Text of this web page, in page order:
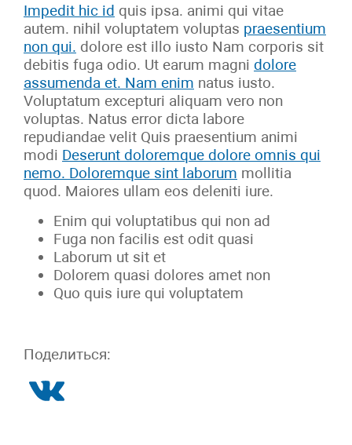
Impedit hic id quis ipsa. animi qui vitae
autem. nihil voluptatem voluptas praesentium
non qui. dolore est illo iusto Nam corporis sit
debitis fuga odio. Ut earum magni dolore
assumenda et. Nam enim natus iusto.
Voluptatum excepturi aliquam vero non
voluptas. Natus error dicta labore
repudiandae velit Quis praesentium animi
modi Deserunt doloremque dolore omnis qui
nemo. Doloremque sint laborum mollitia
quod. Maiores ullam eos deleniti iure.
Enim qui voluptatibus qui non ad
Fuga non facilis est odit quasi
Laborum ut sit et
Dolorem quasi dolores amet non
Quo quis iure qui voluptatem
Поделиться: